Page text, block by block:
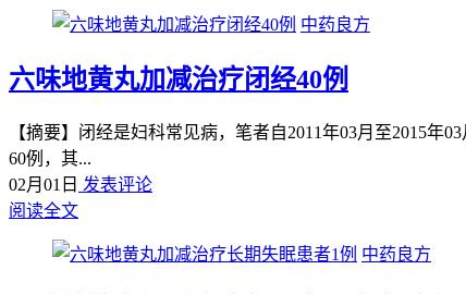
中药良方
六味地黄丸加减治疗闭经40例
【摘要】闭经是妇科常见病，笔者自2011年03月至2015
60例，其...
02月01日 发表评论
阅读全文
中药良方